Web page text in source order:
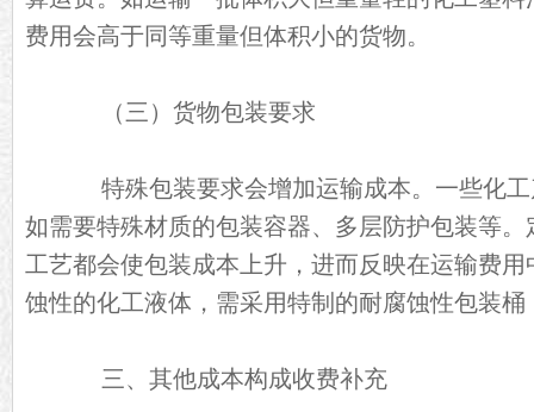
费用会高于同等重量但体积小的货物。
（三）货物包装要求
特殊包装要求会增加运输成本。一些化工
如需要特殊材质的包装容器、多层防护包装等
工艺都会使包装成本上升，进而反映在运输费
蚀性的化工液体，需采用特制的耐腐蚀性包装
三、其他成本构成收费补充